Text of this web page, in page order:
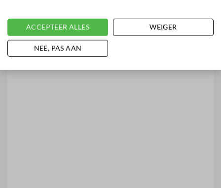
ACCEPTEER ALLES WEIGER
NEE, PAS AAN